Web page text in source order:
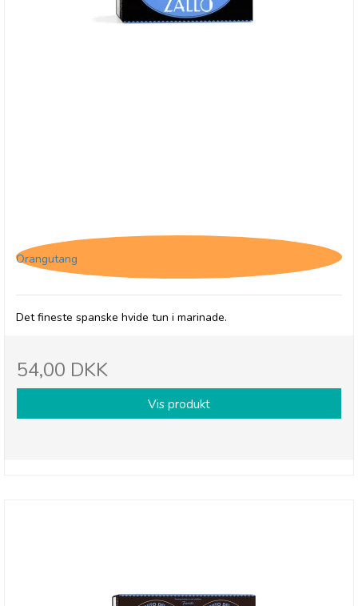
Orangutang
Det fineste spanske hvide tun i marinade.
54,00 DKK
Vis produkt